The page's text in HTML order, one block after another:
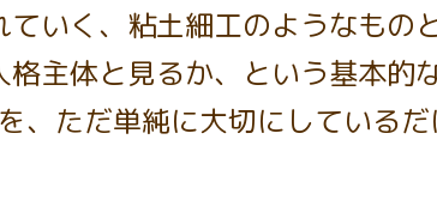
いく、粘土細工のようなもの
主体と見るか、という基本的
、ただ単純に大切にしているだ